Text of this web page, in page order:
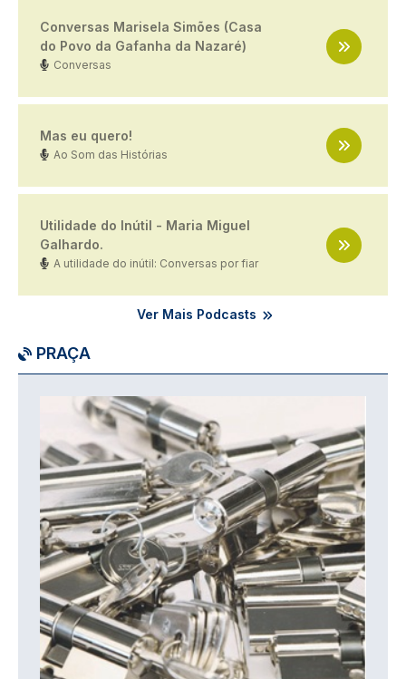
Conversas Marisela Simões (Casa
do Povo da Gafanha da Nazaré)
Conversas
Mas eu quero!
Ao Som das Histórias
Utilidade do Inútil - Maria Miguel
Galhardo.
A utilidade do inútil: Conversas por fiar
Ver Mais Podcasts
PRAÇA
Imagem